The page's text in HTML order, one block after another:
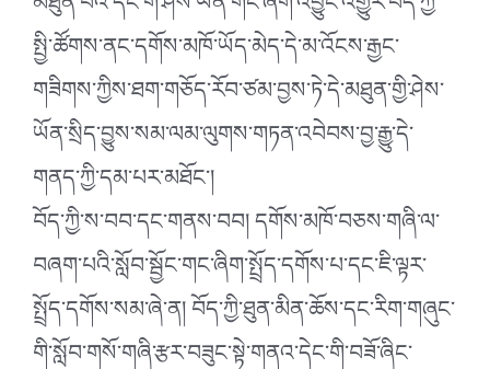
སྤྱི་ཚོགས་ནང་དགོས་མཁོ་ཡོད་མེད་དེ་མ་འོངས་རྒྱང་
གཟིགས་ཀྱིས་ཐག་གཅོད་རོབ་ཙམ་བྱས་ཏེ་དེ་མཐུན་གྱི་ཤེས་
ཡོན་སྲིད་བྱུས་སམ་ལམ་ལུགས་གཏན་འབེབས་བྱ་རྒྱུ་དེ་
གནད་ཀྱི་དམ་པར་མཐོང༌།
བོད་ཀྱི་ས་བབ་དང་གནས་བབ། དགོས་མཁོ་བཅས་གཞི་ལ་
བཞག་པའི་སློབ་སྦྱོང་གང་ཞིག་སྤྲོད་དགོས་པ་དང་ཇི་ལྟར་
སྤྲོད་དགོས་སམ་ཞེ་ན། བོད་ཀྱི་ཐུན་མིན་ཆོས་དང་རིག་གཞུང་